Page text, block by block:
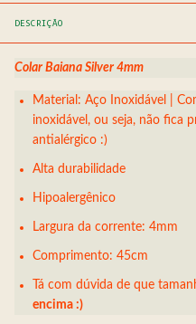
DESCRIÇÃO
Colar Baiana Silver 4mm
Material: Aço Inoxidável |
inoxidável, ou seja, não fica
antialérgico :)
Alta durabilidade
Hipoalergênico
Largura da corrente: 4mm
Comprimento: 45cm
Tá com dúvida de que
encima :)